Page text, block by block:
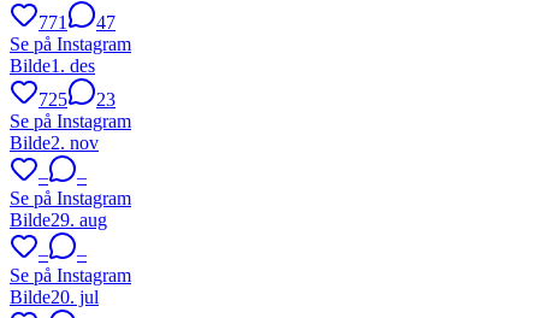
771
47
Se på Instagram
Bilde1. des
725
23
Se på Instagram
Bilde2. nov
–
–
Se på Instagram
Bilde29. aug
–
–
Se på Instagram
Bilde20. jul